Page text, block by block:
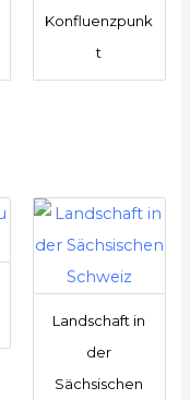
Konfluenzpunk
t
Landschaft in
der
Sächsischen